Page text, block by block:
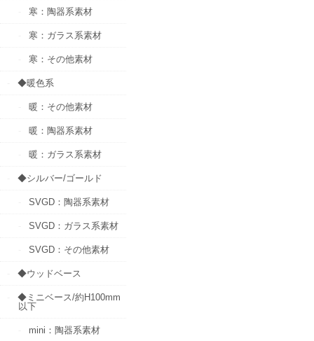
寒：陶器系素材
寒：ガラス系素材
寒：その他素材
◆暖色系
暖：その他素材
暖：陶器系素材
暖：ガラス系素材
◆シルバー/ゴールド
SVGD：陶器系素材
SVGD：ガラス系素材
SVGD：その他素材
◆ウッドベース
◆ミニベース/約H100mm
以下
mini：陶器系素材